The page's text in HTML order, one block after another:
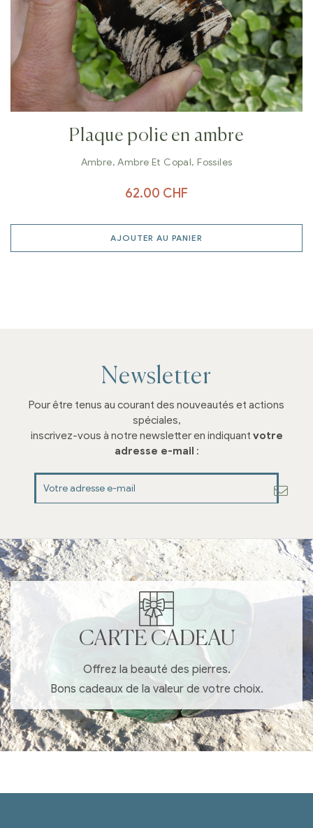
Plaque polie en ambre
Ambre,Ambre Et Copal,Fossiles
62.00 CHF
AJOUTER AU PANIER
Newsletter
Pour être tenus au courant des nouveautés et actions
spéciales,
inscrivez-vous à notre newsletter en indiquant votre
adresse e-mail :
CARTE CADEAU
Offrez la beauté des pierres.
Bons cadeaux de la valeur de votre choix.